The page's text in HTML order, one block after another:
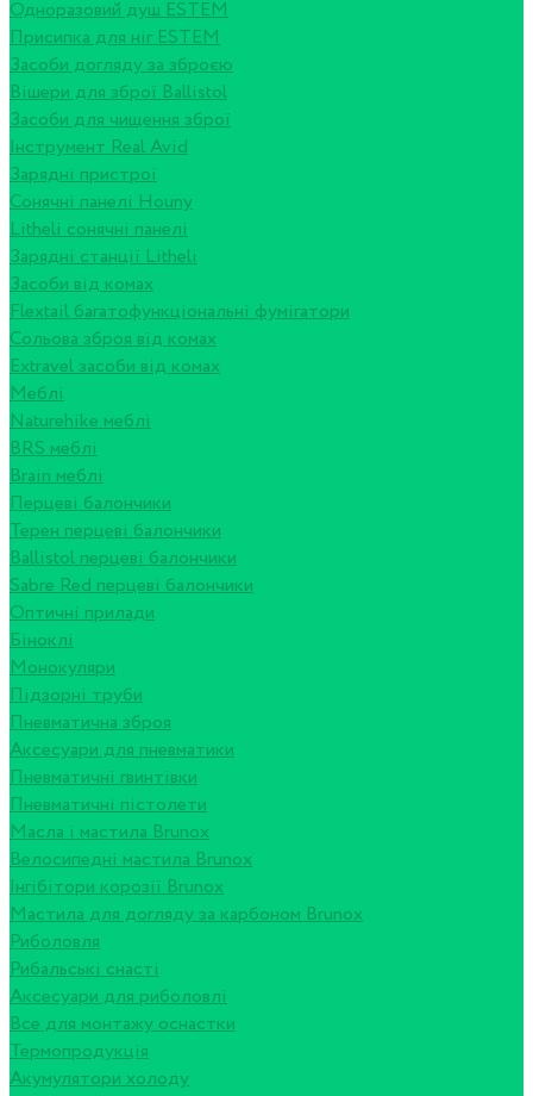
Одноразовий душ ESTEM
Присипка для ніг ESTEM
Засоби догляду за зброєю
Вішери для зброї Ballistol
Засоби для чищення зброї
Інструмент Real Avid
Зарядні пристрої
Сонячні панелі Houny
Litheli сонячні панелі
Зарядні станції Litheli
Засоби від комах
Flextail багатофункціональні фумігатори
Сольова зброя від комах
Extravel засоби від комах
Меблі
Naturehike меблі
BRS меблі
Brain меблі
Перцеві балончики
Терен перцеві балончики
Ballistol перцеві балончики
Sabre Red перцеві балончики
Оптичні прилади
Біноклі
Монокуляри
Підзорні труби
Пневматична зброя
Аксесуари для пневматики
Пневматичні гвинтівки
Пневматичні пістолети
Масла і мастила Brunox
Велосипедні мастила Brunox
Інгібітори корозії Brunox
Мастила для догляду за карбоном Brunox
Риболовля
Рибальські снасті
Аксесуари для риболовлі
Все для монтажу оснастки
Термопродукція
Акумулятори холоду